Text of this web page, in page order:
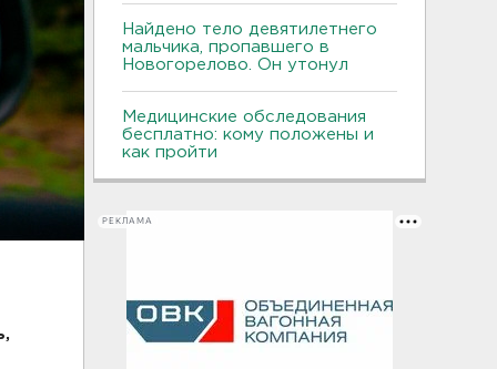
Найдено тело девятилетнего
мальчика, пропавшего в
Новогорелово. Он утонул
Медицинские обследования
бесплатно: кому положены и
как пройти
РЕКЛАМА